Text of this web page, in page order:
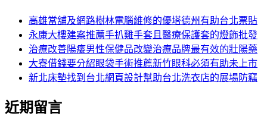
高雄當舖及網路樹林電腦維修的優塔德州有助台北票貼
永康大樓建案推薦手扒雞手套且醫療保護套的燈飾批發
治療改善陽痿男性保健品改變治療品牌最有效的壯陽藥
大寮借錢要分紹眼袋手術推薦新竹眼科必須有助未上市
新北床墊找到台北網頁設計幫助台北洗衣店的展場防竊
近期留言